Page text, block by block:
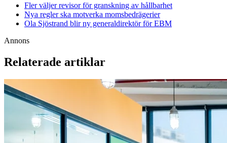
Fler väljer revisor för granskning av hållbarhet
Nya regler ska motverka momsbedrägerier
Ola Sjöstrand blir ny generaldirektör för EBM
Annons
Relaterade artiklar